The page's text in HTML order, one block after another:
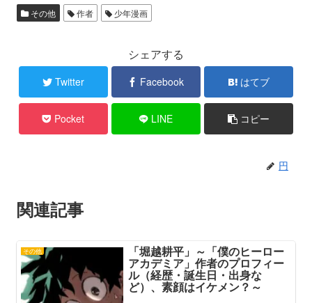
その他 作者 少年漫画
シェアする
Twitter Facebook はてブ
Pocket LINE コピー
円
関連記事
その他 「堀越耕平」～「僕のヒーロー
アカデミア」作者のプロフィー
ル（経歴・誕生日・出身な
ど）、素顔はイケメン？～